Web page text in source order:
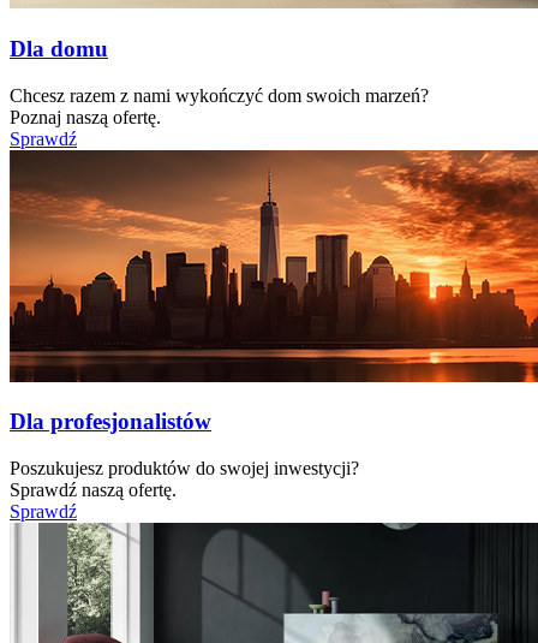
Dla domu
Chcesz razem z nami wykończyć dom swoich marzeń?
Poznaj naszą ofertę.
Sprawdź
Dla profesjonalistów
Poszukujesz produktów do swojej inwestycji?
Sprawdź naszą ofertę.
Sprawdź